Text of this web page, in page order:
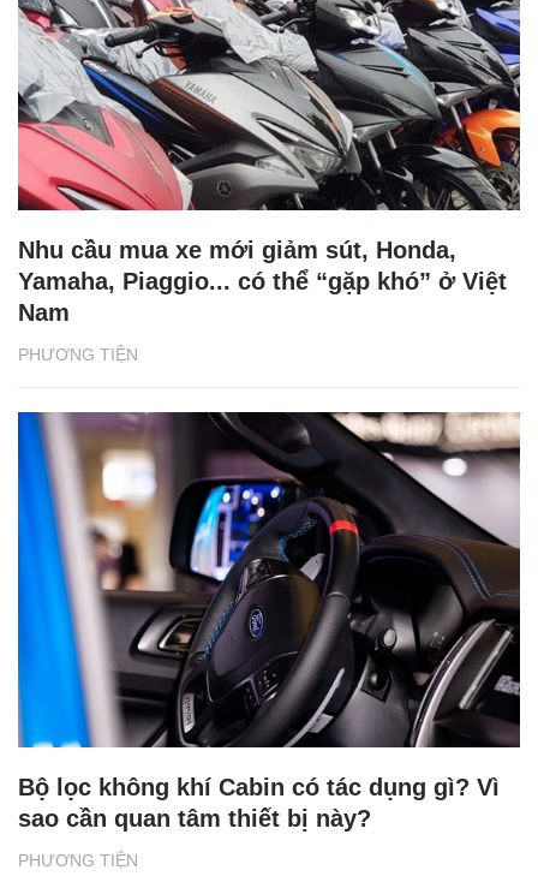
PHƯƠNG TIỆN
Nhu cầu mua xe mới giảm sút, Honda,
Yamaha, Piaggio... có thể “gặp khó” ở Việt
Nam
PHƯƠNG TIỆN
Bộ lọc không khí Cabin có tác dụng gì? Vì
sao cần quan tâm thiết bị này?